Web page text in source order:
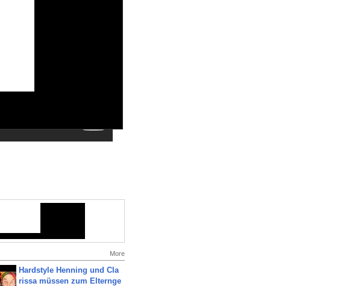
More
Hardstyle Henning und Cla
rissa müssen zum Elternge